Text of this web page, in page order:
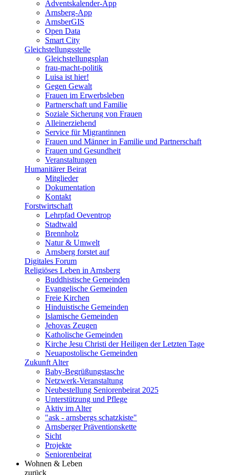
Adventskalender-App
Arnsberg-App
ArnsberGIS
Open Data
Smart City
Gleichstellungsstelle
Gleichstellungsplan
frau-macht-politik
Luisa ist hier!
Gegen Gewalt
Frauen im Erwerbsleben
Partnerschaft und Familie
Soziale Sicherung von Frauen
Alleinerziehend
Service für Migrantinnen
Frauen und Männer in Familie und Partnerschaft
Frauen und Gesundheit
Veranstaltungen
Humanitärer Beirat
Mitglieder
Dokumentation
Kontakt
Forstwirtschaft
Lehrpfad Oeventrop
Stadtwald
Brennholz
Natur & Umwelt
Arnsberg forstet auf
Digitales Forum
Religiöses Leben in Arnsberg
Buddhistische Gemeinden
Evangelische Gemeinden
Freie Kirchen
Hinduistische Gemeinden
Islamische Gemeinden
Jehovas Zeugen
Katholische Gemeinden
Kirche Jesu Christi der Heiligen der Letzten Tage
Neuapostolische Gemeinden
Zukunft Alter
Baby-Begrüßungstasche
Netzwerk-Veranstaltung
Neubestellung Seniorenbeirat 2025
Unterstützung und Pflege
Aktiv im Alter
"ask - arnsbergs schatzkiste"
Arnsberger Präventionskette
Sicht
Projekte
Seniorenbeirat
Wohnen & Leben
zurück